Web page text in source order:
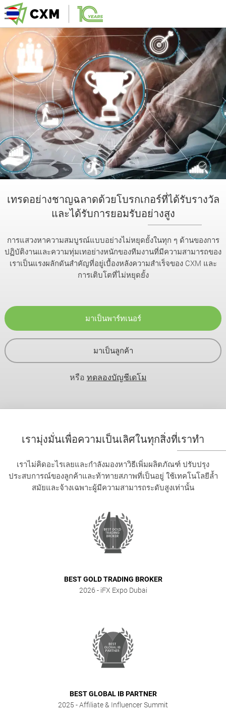
เทรดอย่างชาญฉลาดด้วยโบรกเกอร์ที่ได้รับรางวัล
และได้รับการยอมรับอย่างสูง
การแสวงหาความสมบูรณ์แบบอย่างไม่หยุดยั้งในทุก ๆ ด้านของการ
ปฏิบัติงานและความทุ่มเทอย่างหนักของทีมงานที่มีความสามารถของ
เราเป็นแรงผลักดันสำคัญที่อยู่เบื้องหลังความสำเร็จของ CXM และ
การเติบโตที่ไม่หยุดยั้ง
มาเป็นพาร์ทเนอร์
มาเป็นลูกค้า
หรือ ทดลองบัญชีเดโม
เรามุ่งมั่นเพื่อความเป็นเลิศในทุกสิ่งที่เราทำ
เราไม่คิดอะไรเลยและกำลังมองหาวิธีเพิ่มผลิตภัณฑ์ ปรับปรุง
ประสบการณ์ของลูกค้าและท้าทายสภาพที่เป็นอยู่ ใช้เทคโนโลยีล้ำ
สมัยและจ้างเฉพาะผู้มีความสามารถระดับสูงเท่านั้น
BEST GOLD TRADING BROKER
2026- iFX Expo Dubai
BEST GLOBAL IB PARTNER
2025 - Affiliate & Influencer Summit